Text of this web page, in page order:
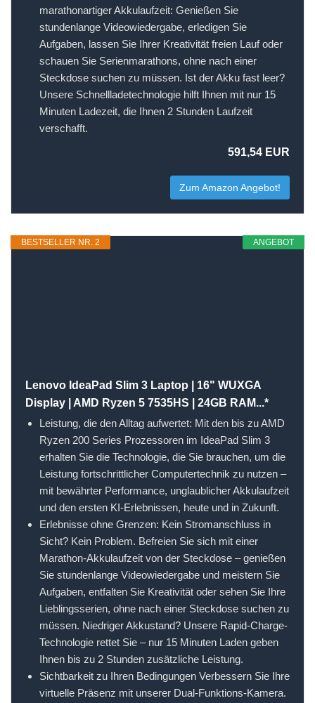
marathonartiger Akkulaufzeit: Genießen Sie
stundenlange Videowiedergabe, erledigen Sie
Aufgaben, lassen Sie Ihrer Kreativität freien Lauf oder
schauen Sie Serienmarathons, ohne nach einer
Steckdose suchen zu müssen. Ist der Akku fast leer?
Unsere Schnellladetechnologie hilft Ihnen mit nur 15
Minuten Ladezeit, die Ihnen 2 Stunden Laufzeit
verschafft.
591,54 EUR
Zum Amazon Angebot!
ANGEBOT
BESTSELLER NR. 2
Lenovo IdeaPad Slim 3 Laptop | 16" WUXGA
Display | AMD Ryzen 5 7535HS | 24GB RAM...*
Leistung, die den Alltag aufwertet: Mit den bis zu AMD
Ryzen 200 Series Prozessoren im IdeaPad Slim 3
erhalten Sie die Technologie, die Sie brauchen, um die
Leistung fortschrittlicher Computertechnik zu nutzen –
mit bewährter Performance, unglaublicher Akkulaufzeit
und den ersten KI-Erlebnissen, heute und in Zukunft.
Erlebnisse ohne Grenzen: Kein Stromanschluss in
Sicht? Kein Problem. Befreien Sie sich mit einer
Marathon-Akkulaufzeit von der Steckdose – genießen
Sie stundenlange Videowiedergabe und meistern Sie
Aufgaben, entfalten Sie Kreativität oder sehen Sie Ihre
Lieblingsserien, ohne nach einer Steckdose suchen zu
müssen. Niedriger Akkustand? Unsere Rapid-Charge-
Technologie rettet Sie – nur 15 Minuten Laden geben
Ihnen bis zu 2 Stunden zusätzliche Leistung.
Sichtbarkeit zu Ihren Bedingungen Verbessern Sie Ihre
virtuelle Präsenz mit unserer Dual-Funktions-Kamera.